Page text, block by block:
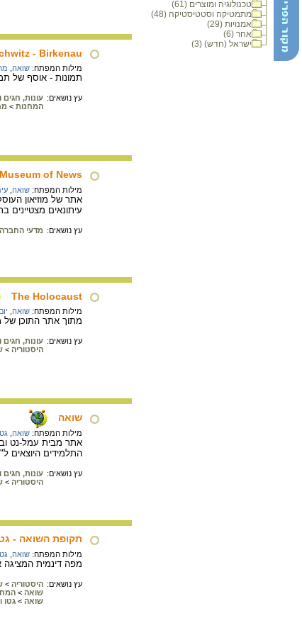
טכנולוגיה ומוצרים (61)
מתמטיקה וסטטיסטיקה (48)
אמנויות (29)
אחר (6)
ישראל (חדש) (3)
- Birkenau
מילות המפתח: שואה
תמונות - אוסף של
עץ נושאים: עונות, חגים
המחנות >
of News
מילות המפתח: שואה
אתר של מוזיאון
עיתונאים מצטיינים
עץ נושאים: מדעי החברה
The Holocaust
מילות המפתח: שואה
מתוך אתר התוכן של About.com, תמונות, מפות, תיאור אירועים לפי ציר זמן, מאמרים וקישורים רבים לאתרים נוספים.
עץ נושאים: עונות, חגים
היסטוריה >
שואה
מילות המפתח: שואה
אתר מבית עמל-נט
התלמידים היוצאים
עץ נושאים: עונות, חגים
היסטוריה >
תקופת השואה -
מילות המפתח: שואה
מפה דינמית המציגה את גבולות הרייך הגרמני במאי 1942 ובמאי
עץ נושאים: היסטוריה >
שואה >
שואה > גטו